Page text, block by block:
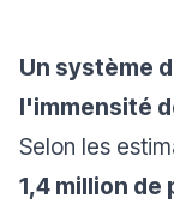
Un système
l'immensité
Selon les
1,4 million